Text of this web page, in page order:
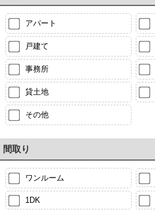
アパート
戸建て
事務所
貸土地
その他
間取り
ワンルーム
1DK